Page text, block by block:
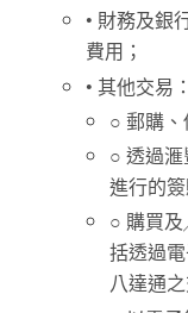
• 財務及銀
費用；
• 其他交易：
○ 郵購、
○ 透過
進行的
○ 購買
括透過
八達通